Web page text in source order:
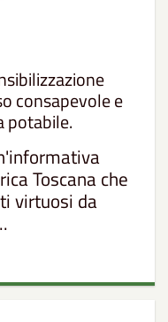
consapevole e
potabile.
Toscana che
virtuosi da